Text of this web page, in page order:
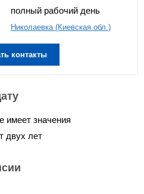
полный рабочий день
Николаевка (Киевская обл.)
контакты
имеет значения
двух лет